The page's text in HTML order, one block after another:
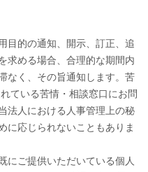
目的の通知、開示、訂正、追
求める場合、合理的な期間内
なく、その旨通知します。苦
ている苦情・相談窓口にお問
法人における人事管理上の秘
に応じられないこともありま
にご提供いただいている個人